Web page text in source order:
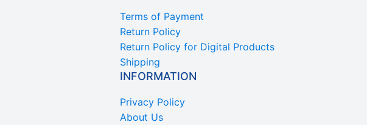
Terms of Payment
Return Policy
Return Policy for Digital Products
Shipping
INFORMATION
Privacy Policy
About Us